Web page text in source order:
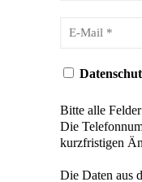
Bitte alle
Die
kurzfristigen
Die Daten aus